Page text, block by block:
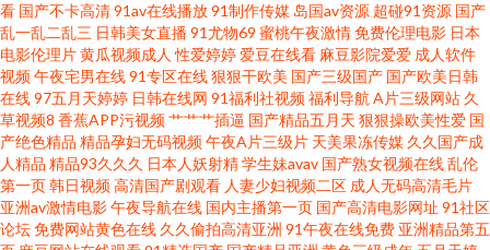
院 韩国色情影院 蜜桃福利影院 色色97 伊人五月天婷婷 AV无码偷拍 国产九区
在线视频 另类天天 日本www 午夜精品久久 91蜜桃麻豆 99有免费精品 后入大
雷黑丝美女 欧美美女内射 韩日有码视频 人人爱人人操 午夜性交片 91福利导
AV国产网址 黑丝巨乳老师被艹 免费国产三级片 五月天影院av 91黄色大片 不
卡三区 青青影院学生妹 在线观看黄色电影 99这有精品 抖阴网站蜜桃 精东视
看 国产不卡高清91av在线播放91制作传媒 岛国av资源 超碰91资源 国产
乱一乱二乱三 日韩美女直播91尤物69 蜜桃午夜激情免费伦理电影 日本
电影伦理片黄瓜视频成人 性爱婷婷爱豆在线看 麻豆影院爱爱 成人软件
视频午夜宅男在线91专区在线狠狠干欧美 国产三级国产 国产欧美日韩
在线97五月天婷婷 日韩在线网 91福利社视频福利导航 A片三级网站 久
草视频8 香蕉APP污视频艹艹艹插逼 国产精品五月天 狠狠操欧美性爱 国
产绝色精品 精品孕妇无码视频午夜A片三级片 天美果冻传媒 久久国产成
人精品 精品93久久久 日本人妖射精学生妹avav 国产熟女视频在线乱伦
第一页韩日视频高清国产剧观看 人妻少妇视频二区 成人无码高清毛片
亚洲av激情电影午夜导航在线 国内主播第一页 国产高清电影网址 91社区
论坛免费网站黄色在线 久久偷拍高清亚洲 91午夜在线免费 亚洲精品第五